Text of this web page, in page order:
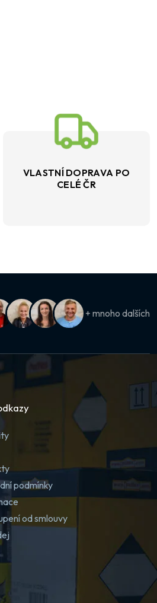
VLASTNÍ DOPRAVA PO
CELÉ ČR
+ mnoho dalších
podmínky
od smlouvy